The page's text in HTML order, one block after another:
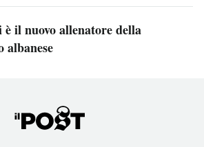
il nuovo allenatore della
albanese